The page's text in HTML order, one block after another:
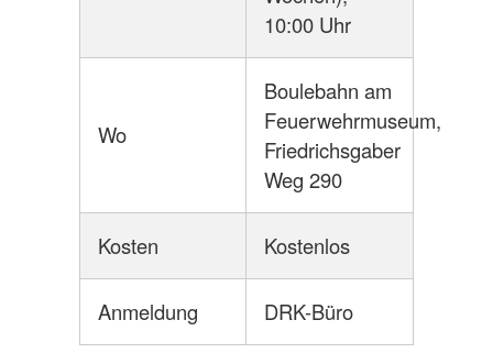
10:00 Uhr
Wo
Boulebahn am
Feuerwehrmuseum,
Friedrichsgaber
Weg 290
Kosten Kostenlos
Anmeldung DRK-Büro